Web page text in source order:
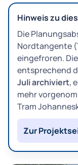
Hinweis zu
Die
Nordtangente
eingefroren.
entsprechend
Juli archiviert,
mehr
Tram
Zur